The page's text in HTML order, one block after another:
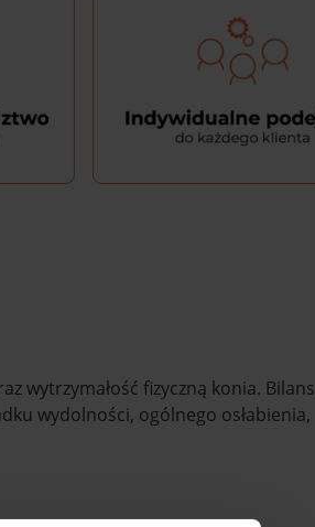
wytrzymałość fizyczną konia. Bilans
wydolności, ogólnego osłabienia,